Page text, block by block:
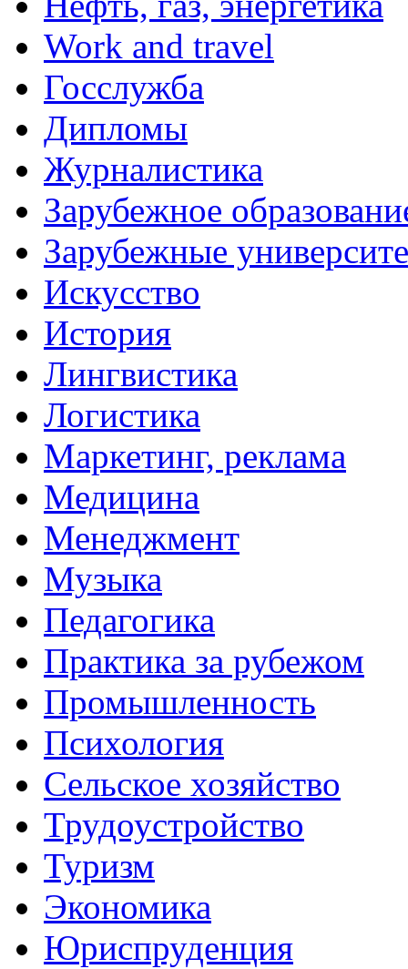
Work and travel
Госслужба
Дипломы
Журналистика
Зарубежное
Зарубежные
Искусство
История
Лингвистика
Логистика
Маркетинг, реклама
Медицина
Менеджмент
Музыка
Педагогика
Практика за рубежом
Промышленность
Психология
Сельское хозяйство
Трудоустройство
Туризм
Экономика
Юриспруденция